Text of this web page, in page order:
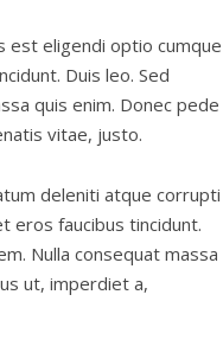
est eligendi optio cumque
Duis leo. Sed
quis enim. Donec pede
vitae, justo.
deleniti atque corrupti
eros faucibus tincidunt.
Nulla consequat massa
ut, imperdiet a,